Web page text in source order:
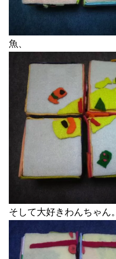
魚、
そして大好きわんちゃん。